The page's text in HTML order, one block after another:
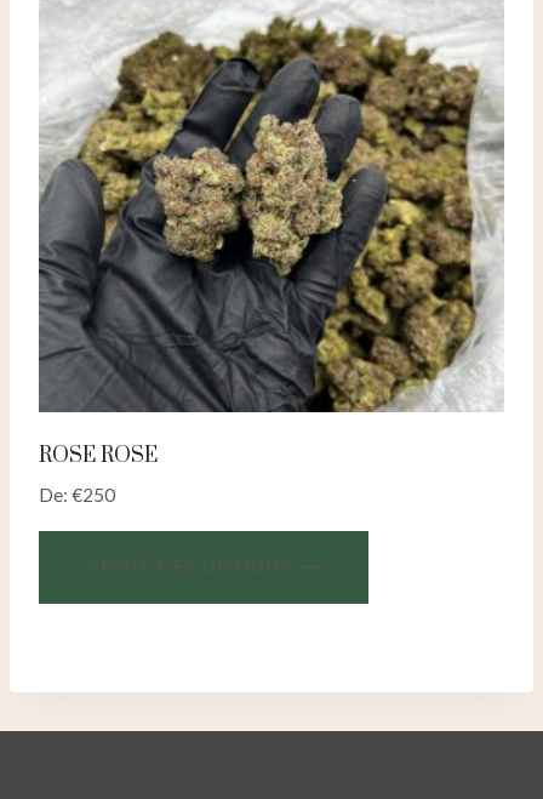
ROSE ROSE
De: €250
CHOIX DES OPTIONS